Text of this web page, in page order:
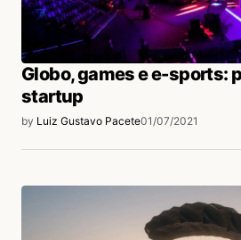
Globo, games e e-sports:
startup
by Luiz Gustavo Pacete01/07/2021